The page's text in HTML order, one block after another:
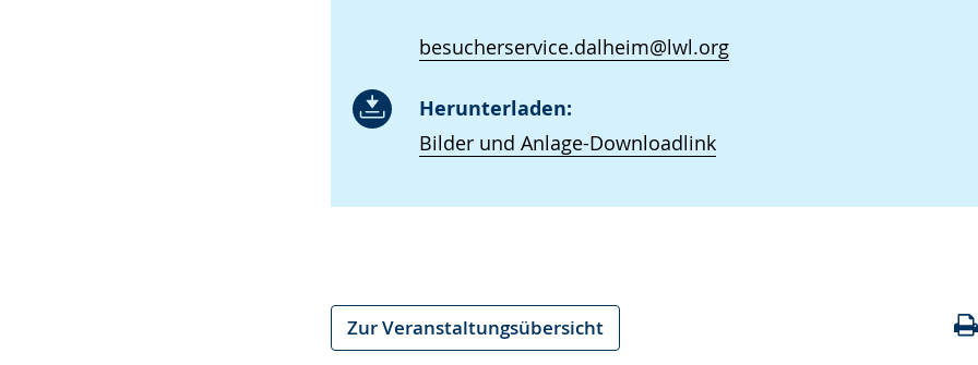
besucherservice.dalheim@lwl.org
Herunterladen:
Bilder und Anlage-Downloadlink
Zur Veranstaltungsübersicht